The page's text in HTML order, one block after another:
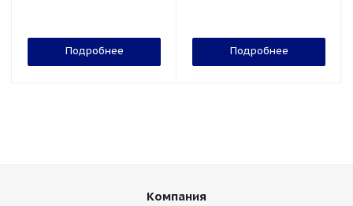
Подробнее Подробнее
Компания